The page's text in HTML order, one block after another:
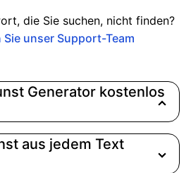
die Sie suchen, nicht finden?
unser Support-Team
Generator kostenlos
Bildgenerierung kann
abhängig von Ihrem
aus jedem Text